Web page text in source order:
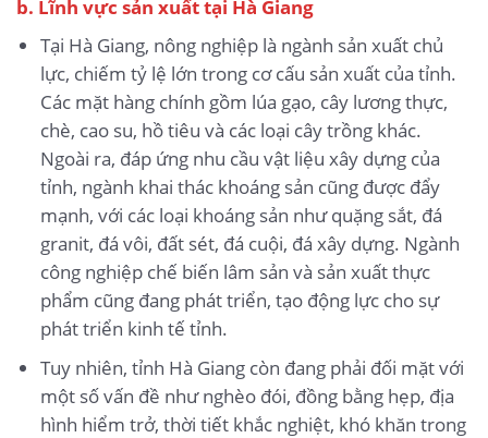
b. Lĩnh vực sản xuất tại Hà Giang
Tại Hà Giang, nông nghiệp là ngành sản xuất chủ
lực, chiếm tỷ lệ lớn trong cơ cấu sản xuất của tỉnh.
Các mặt hàng chính gồm lúa gạo, cây lương thực,
chè, cao su, hồ tiêu và các loại cây trồng khác.
Ngoài ra, đáp ứng nhu cầu vật liệu xây dựng của
tỉnh, ngành khai thác khoáng sản cũng được đẩy
mạnh, với các loại khoáng sản như quặng sắt, đá
granit, đá vôi, đất sét, đá cuội, đá xây dựng. Ngành
công nghiệp chế biến lâm sản và sản xuất thực
phẩm cũng đang phát triển, tạo động lực cho sự
phát triển kinh tế tỉnh.
Tuy nhiên, tỉnh Hà Giang còn đang phải đối mặt với
một số vấn đề như nghèo đói, đồng bằng hẹp, địa
hình hiểm trở, thời tiết khắc nghiệt, khó khăn trong